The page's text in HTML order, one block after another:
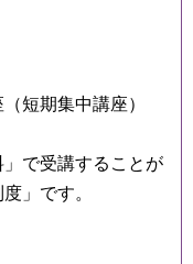
短期集中講座）
で受講することが
」です。